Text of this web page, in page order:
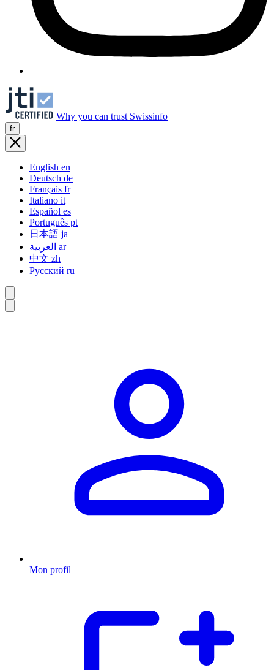
Why you can trust Swissinfo
fr
English en
Deutsch de
Français fr
Italiano it
Español es
Português pt
日本語 ja
ar
中文 zh
Русский ru
Mon profil